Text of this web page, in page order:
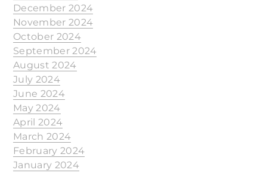
December 2024
November 2024
October 2024
September 2024
August 2024
July 2024
June 2024
May 2024
April 2024
March 2024
February 2024
January 2024